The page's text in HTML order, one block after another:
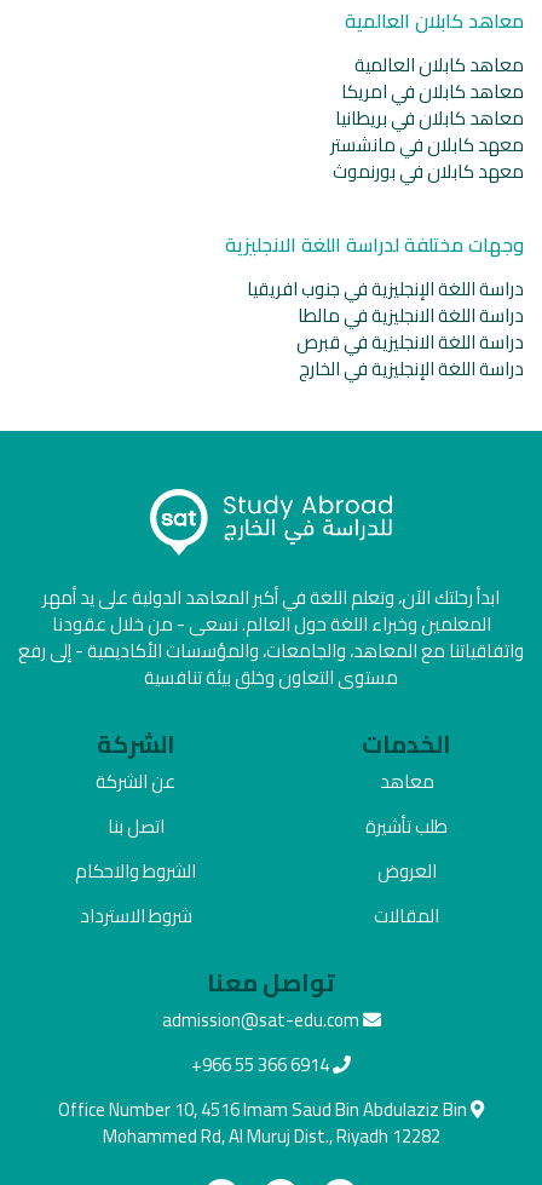
معاهد كابلان العالمية
معاهد كابلان العالمية
معاهد كابلان في امريكا
معاهد كابلان في بريطانيا
معهد كابلان في مانشستر
معهد كابلان في بورنموث
وجهات مختلفة لدراسة اللغة الانجليزية
دراسة اللغة الإنجليزية في جنوب افريقيا
دراسة اللغة الانجليزية في مالطا
دراسة اللغة الانجليزية في قبرص
دراسة اللغة الإنجليزية في الخارج
ابدأ رحلتك الآن، وتعلم اللغة في أكبر المعاهد الدولية على يد أمهر
المعلمين وخبراء اللغة حول العالم. نسعى - من خلال عقودنا
واتفاقياتنا مع المعاهد، والجامعات، والمؤسسات الأكاديمية - إلى رفع
مستوى التعاون وخلق بيئة تنافسية
الخدمات
معاهد
طلب تأشيرة
العروض
المقالات
الشركة
عن الشركة
اتصل بنا
الشروط والاحكام
شروط الاسترداد
تواصل معنا
admission@sat-edu.com
+966 55 366 6914
Office Number 10, 4516 Imam Saud Bin Abdulaziz Bin
Mohammed Rd, Al Muruj Dist., Riyadh 12282